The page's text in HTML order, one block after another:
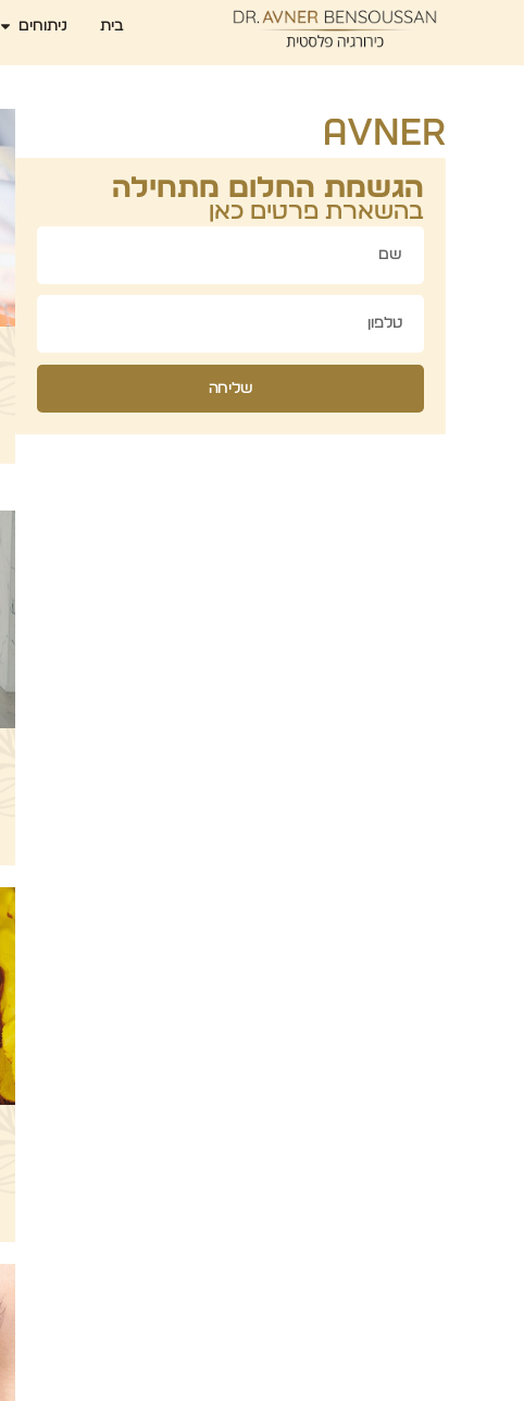
בית ניתוחים
avner
הגשמת החלום מתחילה
בהשארת פרטים כאן
שליחה